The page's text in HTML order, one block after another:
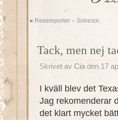
« Resereporter – Solresor
Tack, men nej
Skrivet av Cia den 17
I kväll blev det
Jag rekomenderar
det klart mycket